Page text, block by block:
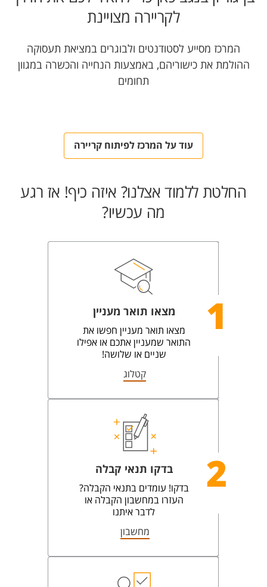
לקריירה מצויינת
המרכז מסייע לסטודנטים ולבוגרים במציאת תעסוקה
ההולמת את כישוריהם, באמצעות הנחייה והכשרה במגוון
תחומים
עוד על המרכז לפיתוח קריירה
החלטת ללמוד אצלנו? איזה כיף! אז רגע
מה עכשיו?
1 מצאו תואר מעניין
מצאו תואר מעניין חפשו את
התואר שמעניין אתכם או אפילו
שניים או שלושה!
קטלוג
2 בדקו תנאי קבלה
בדקו! עומדים בתנאי הקבלה?
העזרו במחשבון הקבלה או
לדבר איתנו
מחשבון